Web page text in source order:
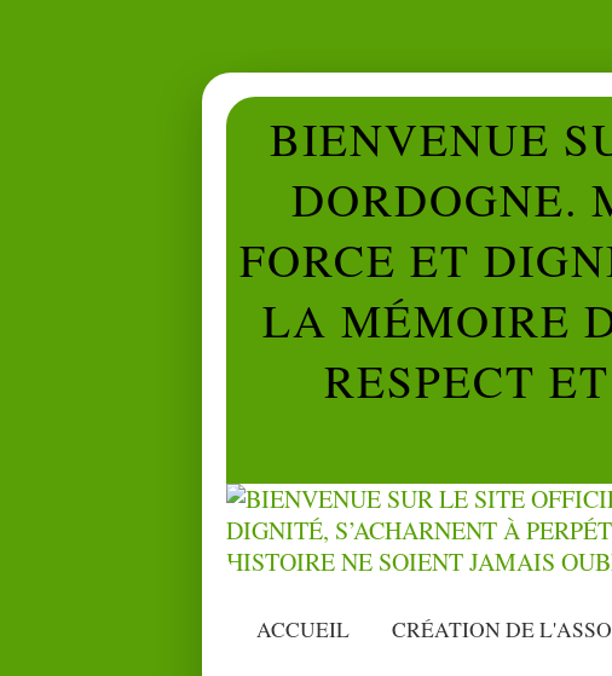
BIENVENUE
DORDOGNE.
FORCE ET
LA MÉMOIRE
RESPECT
ACCUEIL CRÉATION DE